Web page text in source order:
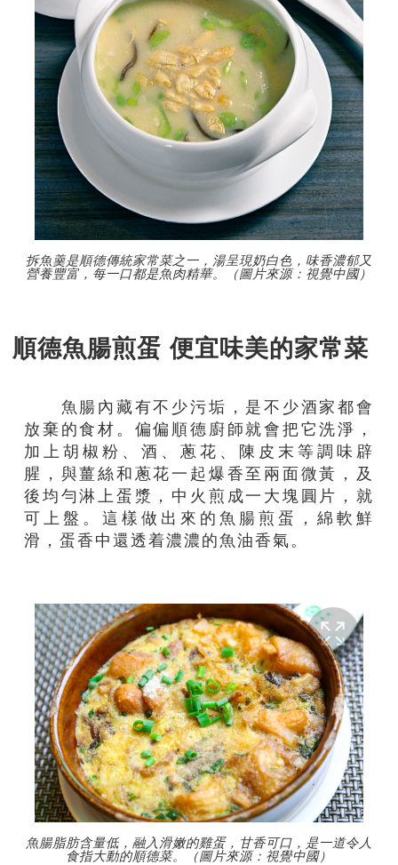
拆魚羹是順德傳統家常菜之一，湯呈現奶白色，味香濃郁又
營養豐富，每一口都是魚肉精華。（圖片來源：視覺中國）
順德魚腸煎蛋 便宜味美的家常菜
魚腸內藏有不少污垢，是不少酒家都會
放棄的食材。偏偏順德廚師就會把它洗淨，
加上胡椒粉、酒、蔥花、陳皮末等調味辟
腥，與薑絲和蔥花一起爆香至兩面微黃，及
後均勻淋上蛋漿，中火煎成一大塊圓片，就
可上盤。這樣做出來的魚腸煎蛋，綿軟鮮
滑，蛋香中還透着濃濃的魚油香氣。
魚腸脂肪含量低，融入滑嫩的雞蛋，甘香可口，是一道令人
食指大動的順德菜。（圖片來源：視覺中國）